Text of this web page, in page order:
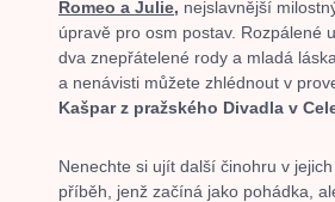
Romeo a Julie, nejslavnější
úpravě pro osm postav. Rozpálené
dva znepřátelené rody a mladá
a nenávisti můžete zhlédnout v
Kašpar z pražského Divadla v
Nenechte si ujít další činohru v jejich
příběh, jenž začíná jako pohádka,